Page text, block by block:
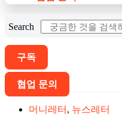
Search
구독
협업 문의
머니레터 , 뉴스레터